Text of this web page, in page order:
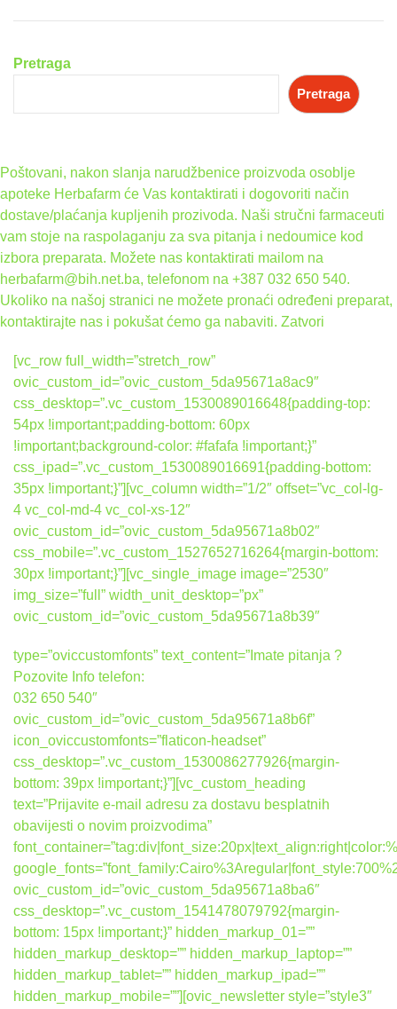
Pretraga
Pretraga
Poštovani, nakon slanja narudžbenice proizvoda osoblje
apoteke Herbafarm će Vas kontaktirati i dogovoriti način
dostave/plaćanja kupljenih prozivoda. Naši stručni farmaceuti
vam stoje na raspolaganju za sva pitanja i nedoumice kod
izbora preparata. Možete nas kontaktirati mailom na
herbafarm@bih.net.ba, telefonom na +387 032 650 540.
Ukoliko na našoj stranici ne možete pronaći određeni preparat,
kontaktirajte nas i pokušat ćemo ga nabaviti. Zatvori
[vc_row full_width=”stretch_row”
ovic_custom_id=”ovic_custom_5da95671a8ac9″
css_desktop=”.vc_custom_1530089016648{padding-top:
54px !important;padding-bottom: 60px
!important;background-color: #fafafa !important;}”
css_ipad=”.vc_custom_1530089016691{padding-bottom:
35px !important;}”][vc_column width=”1/2″ offset=”vc_col-lg-
4 vc_col-md-4 vc_col-xs-12″
ovic_custom_id=”ovic_custom_5da95671a8b02″
css_mobile=”.vc_custom_1527652716264{margin-bottom:
30px !important;}”][vc_single_image image=”2530″
img_size=”full” width_unit_desktop=”px”
ovic_custom_id=”ovic_custom_5da95671a8b39″
type=”oviccustomfonts” text_content=”Imate pitanja ?
Pozovite Info telefon:
032 650 540″
ovic_custom_id=”ovic_custom_5da95671a8b6f”
icon_oviccustomfonts=”flaticon-headset”
css_desktop=”.vc_custom_1530086277926{margin-
bottom: 39px !important;}”][vc_custom_heading
text=”Prijavite e-mail adresu za dostavu besplatnih
obavijesti o novim proizvodima”
ovic_custom_id=”ovic_custom_5da95671a8ba6″
css_desktop=”.vc_custom_1541478079792{margin-
bottom: 15px !important;}” hidden_markup_01=””
hidden_markup_desktop=”” hidden_markup_laptop=””
hidden_markup_tablet=”” hidden_markup_ipad=””
hidden_markup_mobile=””][ovic_newsletter style=”style3″